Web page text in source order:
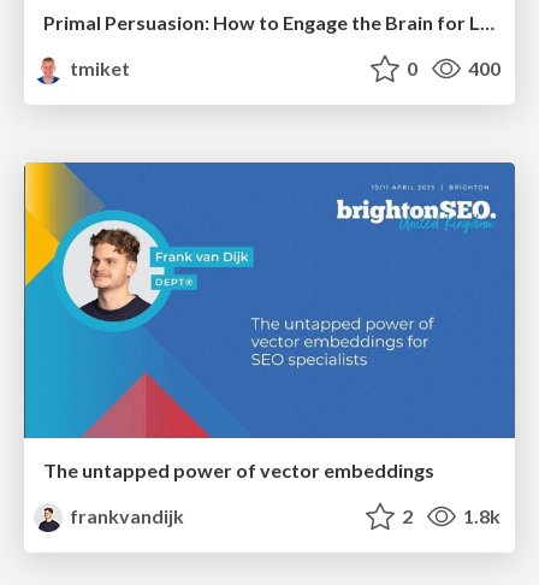
tmiket
0 400
The untapped power of vector embeddings
frankvandijk
2 1.8k